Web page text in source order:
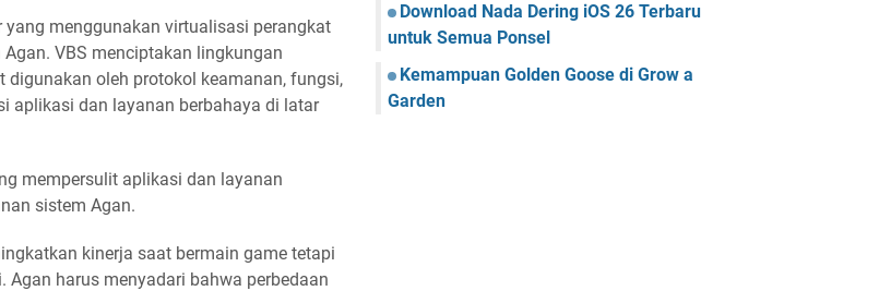
menggunakan virtualisasi perangkat
VBS menciptakan lingkungan
oleh protokol keamanan, fungsi,
aplikasi dan layanan berbahaya di latar
mempersulit aplikasi dan layanan
sistem Agan.
kinerja saat bermain game tetapi
harus menyadari bahwa perbedaan
Download Nada Dering iOS 26 Terbaru
untuk Semua Ponsel
Kemampuan Golden Goose di Grow a
Garden